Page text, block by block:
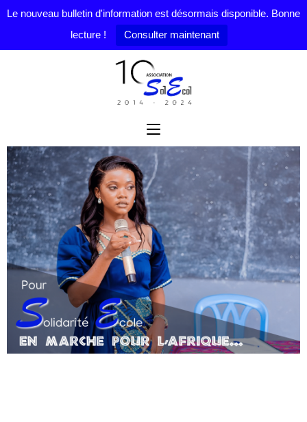
Le nouveau bulletin d'information est désormais disponible. Bonne
lecture !
Consulter maintenant